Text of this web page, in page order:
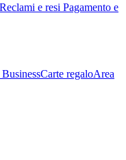
Reclami e resi Pagamento e
Carte regaloArea